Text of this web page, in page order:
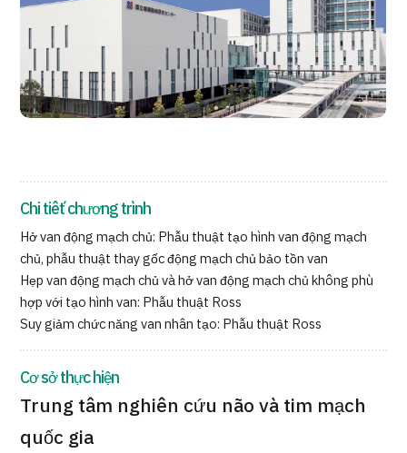
Công ty vận hành
Chính sách bảo vệ dữ liệu cá nhân
Hướng dẫn và chính sách của công ty
Tiếng Nhật Tiếng Anh
Tiếng Việt
Liên hệ
Chi tiết chương trình
Hở van động mạch chủ: Phẫu thuật tạo hình van động mạch
chủ, phẫu thuật thay gốc động mạch chủ bảo tồn van
Hẹp van động mạch chủ và hở van động mạch chủ không phù
hợp với tạo hình van: Phẫu thuật Ross
Suy giảm chức năng van nhân tạo: Phẫu thuật Ross
Cơ sở thực hiện
Trung tâm nghiên cứu não và tim mạch
quốc gia